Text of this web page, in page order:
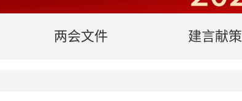
两会文件 建言献策